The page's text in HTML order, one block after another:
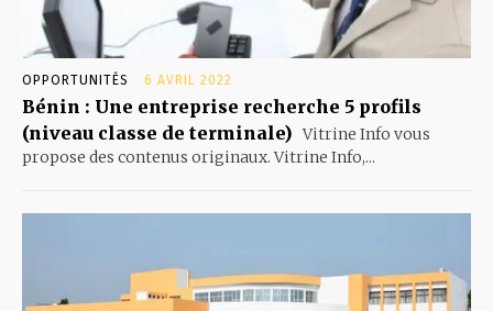
OPPORTUNITÉS 6 AVRIL 2022
Bénin : Une entreprise recherche 5 profils
(niveau classe de terminale) Vitrine Info vous
propose des contenus originaux. Vitrine Info,...